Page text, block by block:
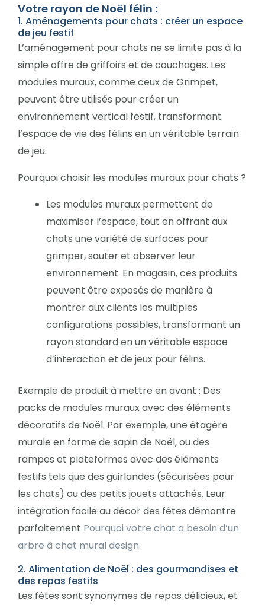
Votre rayon de Noël félin :
1. Aménagements pour chats : créer un espace
de jeu festif
L’aménagement pour chats ne se limite pas à la
simple offre de griffoirs et de couchages. Les
modules muraux, comme ceux de Grimpet,
peuvent être utilisés pour créer un
environnement vertical festif, transformant
l’espace de vie des félins en un véritable terrain
de jeu.
Pourquoi choisir les modules muraux pour chats ?
Les modules muraux permettent de
maximiser l’espace, tout en offrant aux
chats une variété de surfaces pour
grimper, sauter et observer leur
environnement. En magasin, ces produits
peuvent être exposés de manière à
montrer aux clients les multiples
configurations possibles, transformant un
rayon standard en un véritable espace
d’interaction et de jeux pour félins.
Exemple de produit à mettre en avant : Des
packs de modules muraux avec des éléments
décoratifs de Noël. Par exemple, une étagère
murale en forme de sapin de Noël, ou des
rampes et plateformes avec des éléments
festifs tels que des guirlandes (sécurisées pour
les chats) ou des petits jouets attachés. Leur
intégration facile au décor des fêtes démontre
parfaitement Pourquoi votre chat a besoin d’un
arbre à chat mural design.
2. Alimentation de Noël : des gourmandises et
des repas festifs
Les fêtes sont synonymes de repas délicieux, et